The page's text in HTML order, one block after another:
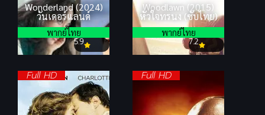
Wonderland (2024)
วันเดอร์แลนด์
5.9
พากย์ไทย
Woodlawn (2015)
หัวใจทรนง (ซับไทย)
7.2
พากย์ไทย
Full HD Full HD